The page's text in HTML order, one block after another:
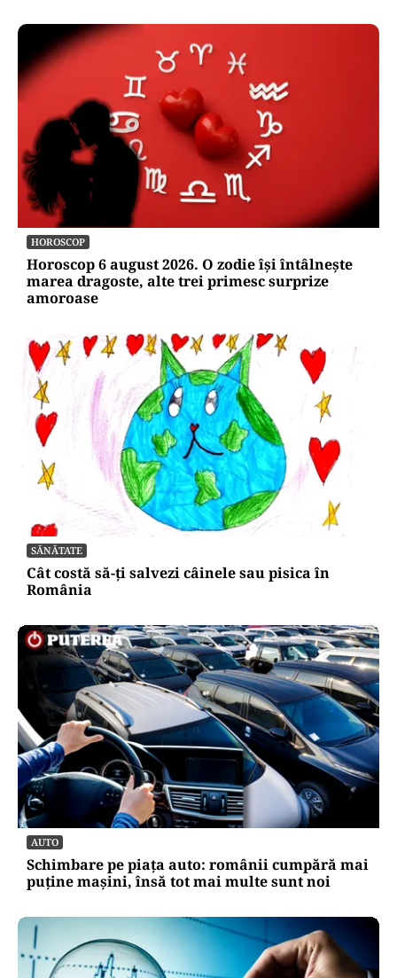
HOROSCOP
Horoscop 6 august 2026. O zodie își întâlnește
marea dragoste, alte trei primesc surprize
amoroase
SĂNĂTATE
Cât costă să-ți salvezi câinele sau pisica în
România
AUTO
Schimbare pe piața auto: românii cumpără mai
puține mașini, însă tot mai multe sunt noi